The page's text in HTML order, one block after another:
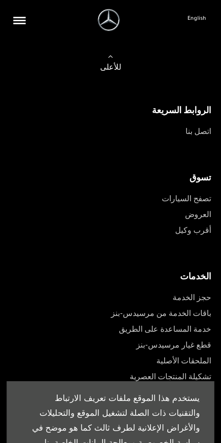
يستخدم هذا الموقع ملفات تعريف الارتباط
والتقنيات ذات الصلة لتشغيل الموقع والتحليلات
والأغراض الإعلانية لطرف ثالث كما هو موضح في
English
للأعلى
الروابط السريعة
اتصل بنا
تسوق
تصفح السيارات
العروض
أقرب وكيل
الخدمات
حجز الخدمة
باقات الخدمة من مرسيدس-بنز
خدمة المساعدة على الطريق
قطع غيار مرسيدس-بنز
الملحقات الأصلية
تشكيلة المنتجات العصرية